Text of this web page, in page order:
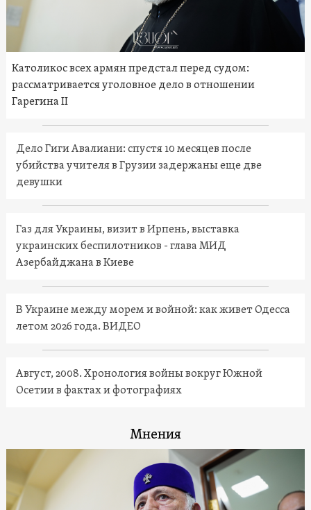
Католикос всех армян предстал перед судом:
рассматривается уголовное дело в отношении
Гарегина II
Дело Гиги Авалиани: спустя 10 месяцев после
убийства учителя в Грузии задержаны еще две
девушки
Газ для Украины, визит в Ирпень, выставка
украинских беспилотников - глава МИД
Азербайджана в Киеве
В Украине между морем и войной: как живет Одесса
летом 2026 года. ВИДЕО
Август, 2008. Хронология войны вокруг Южной
Осетии в фактах и фотографиях
Мнения